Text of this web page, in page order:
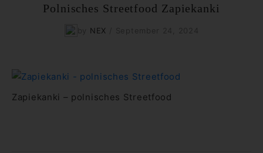
Polnisches Streetfood Zapiekanki
NEX
Zapiekanki – polnisches Streetfood